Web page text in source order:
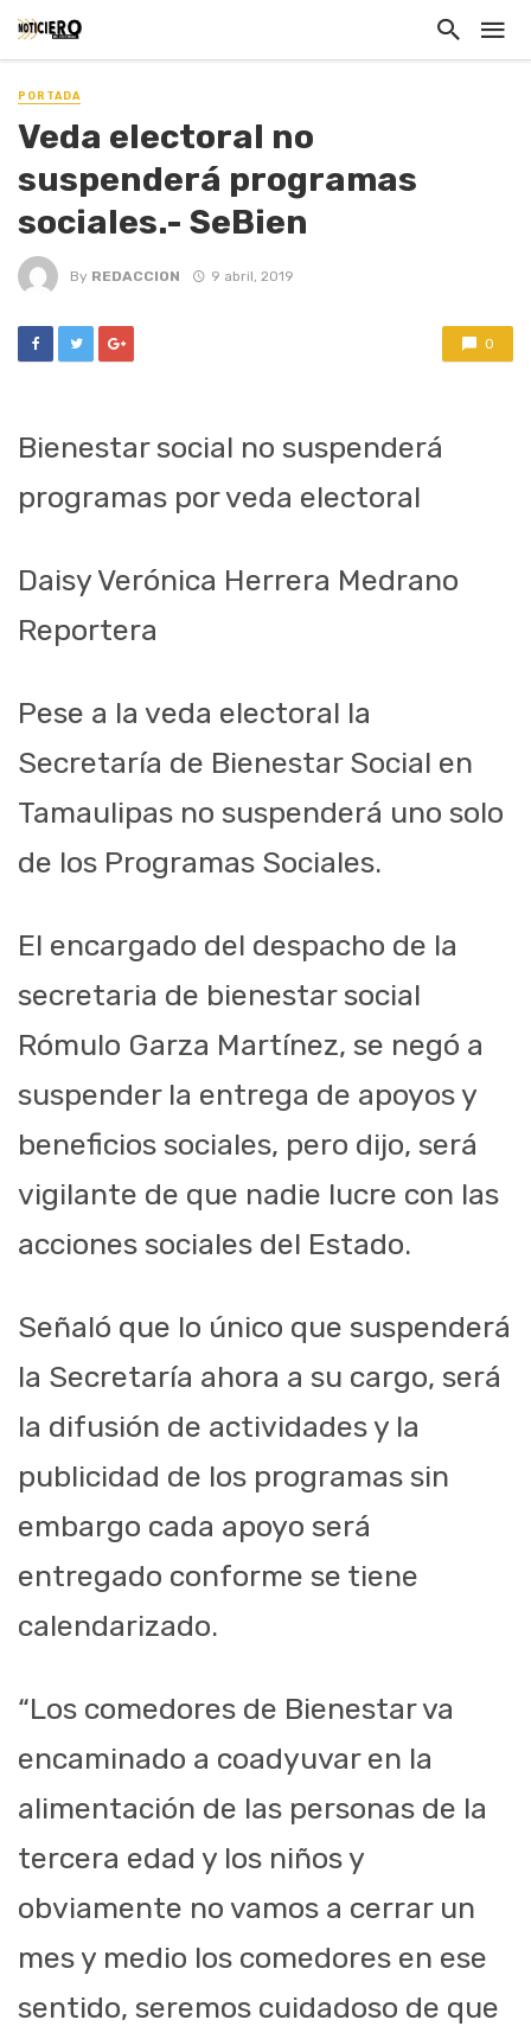
PORTADA
Veda electoral no
suspenderá programas
sociales.- SeBien
By REDACCION 9 abril, 2019
0
Bienestar social no suspenderá
programas por veda electoral
Daisy Verónica Herrera Medrano
Reportera
Pese a la veda electoral la
Secretaría de Bienestar Social en
Tamaulipas no suspenderá uno solo
de los Programas Sociales.
El encargado del despacho de la
secretaria de bienestar social
Rómulo Garza Martínez, se negó a
suspender la entrega de apoyos y
beneficios sociales, pero dijo, será
vigilante de que nadie lucre con las
acciones sociales del Estado.
Señaló que lo único que suspenderá
la Secretaría ahora a su cargo, será
la difusión de actividades y la
publicidad de los programas sin
embargo cada apoyo será
entregado conforme se tiene
calendarizado.
“Los comedores de Bienestar va
encaminado a coadyuvar en la
alimentación de las personas de la
tercera edad y los niños y
obviamente no vamos a cerrar un
mes y medio los comedores en ese
sentido, seremos cuidadoso de que